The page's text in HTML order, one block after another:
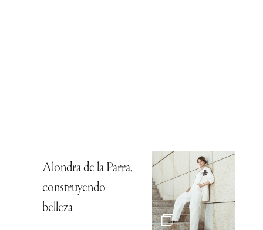
Alondra de la Parra,
construyendo
belleza